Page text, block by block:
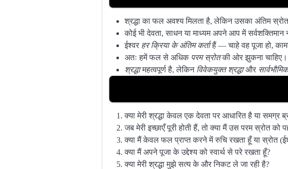
श्रद्धा का फल अवश्य मिलता है, लेकिन उसका अंतिम स्रोत
कोई भी देवता, साधन या माध्यम अपने आप में सर्वशक्तिमान
ईश्वर हर क्रिया के अंतिम कर्ताहैं — चाहे वह पूजा हो,
अतः हमें फल से अधिक परम स्रोतकी ओर झुकना चाहिए।
श्रद्धामहत्वपूर्ण है, लेकिन विवेकयुक्त श्रद्धाऔर
क्या मेरी श्रद्धा केवल एक देवता पर आधारित है या समग्र
जब मेरी इच्छाएँ पूरी होती हैं, तो क्या मैं उस परम स्रोत को
क्या मैं केवल फल प्राप्त करने में रुचि रखता हूँ या स्रोत
क्या मैं अपने पूजा के उद्देश्य को स्वार्थ से परे रखता हूँ?
क्या मेरी श्रद्धा मुझे सत्य के और निकट ले जा रही है?